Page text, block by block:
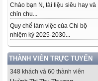
Chào bạn N, tài liệu siêu hay và
chỉn chu...
Quy chế làm việc của Chi bộ
nhiệm kỳ 2025-2030...
THÀNH VIÊN TRỰC TUYẾN
348 khách và 60 thành viên